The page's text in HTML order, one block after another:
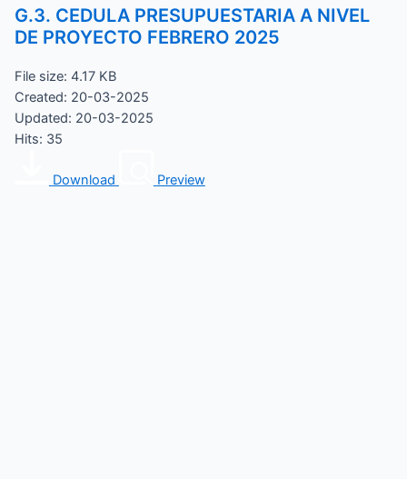
G.3. CEDULA PRESUPUESTARIA A NIVEL
DE PROYECTO FEBRERO 2025
File size: 4.17 KB
Created: 20-03-2025
Updated: 20-03-2025
Hits: 35
Download Preview